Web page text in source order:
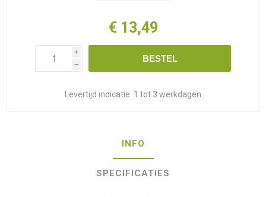
€ 13,49
i
h
BESTEL
Levertijd indicatie: 1 tot 3 werkdagen
INFO
SPECIFICATIES